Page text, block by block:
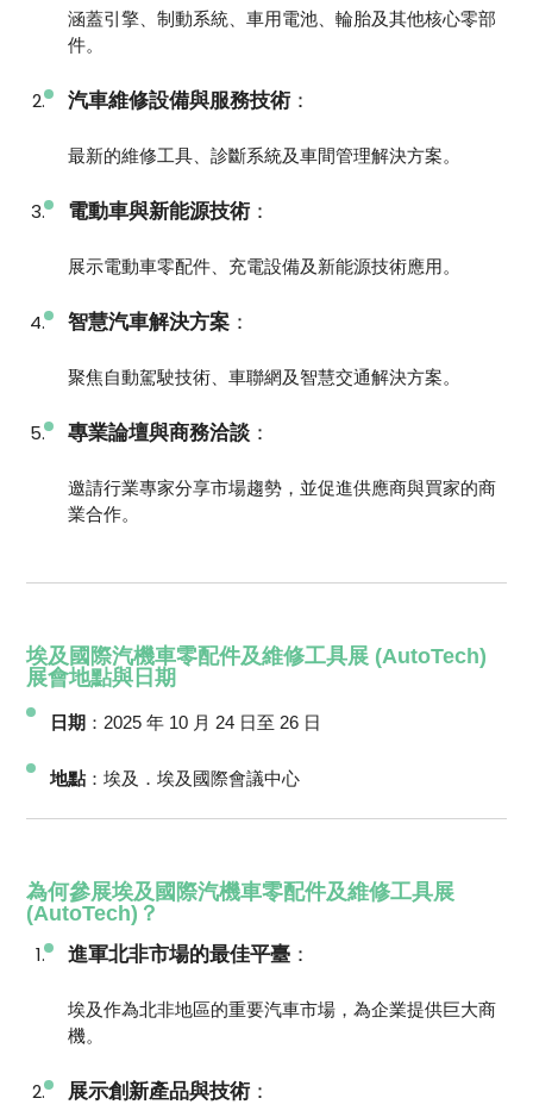
涵蓋引擎、制動系統、車用電池、輪胎及其他核心零部
件。
汽車維修設備與服務技術：
最新的維修工具、診斷系統及車間管理解決方案。
電動車與新能源技術：
展示電動車零配件、充電設備及新能源技術應用。
智慧汽車解決方案 ：
聚焦自動駕駛技術、車聯網及智慧交通解決方案。
專業論壇與商務洽談 ：
邀請行業專家分享市場趨勢，並促進供應商與買家的商
業合作。
埃及國際汽機車零配件及維修工具展 (AutoTech)
展會地點與日期
日期 ：2025 年 10 月 24 日至 26 日
地點 ：埃及．埃及國際會議中心
為何參展埃及國際汽機車零配件及維修工具展
(AutoTech)？
進軍北非市場的最佳平臺 ：
埃及作為北非地區的重要汽車市場，為企業提供巨大商
機。
展示創新產品與技術：